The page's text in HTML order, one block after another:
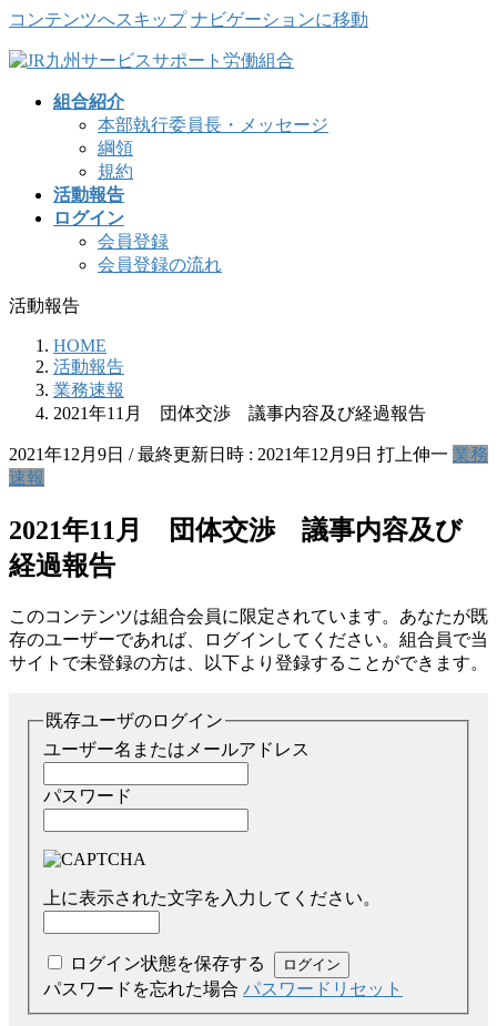
コンテンツへスキップ ナビゲーションに移動
組合紹介
本部執行委員長・メッセージ
綱領
規約
活動報告
ログイン
会員登録
会員登録の流れ
活動報告
HOME
活動報告
業務速報
2021年11月 団体交渉 議事内容及び経過報告
2021年12月9日 / 最終更新日時 : 2021年12月9日 打上伸一 業務
速報
2021年11月 団体交渉 議事内容及び
経過報告
このコンテンツは組合会員に限定されています。あなたが既
存のユーザーであれば、ログインしてください。組合員で当
サイトで未登録の方は、以下より登録することができます。
既存ユーザのログイン
ユーザー名またはメールアドレス
パスワード
上に表示された文字を入力してください。
ログイン状態を保存する
パスワードを忘れた場合 パスワードリセット